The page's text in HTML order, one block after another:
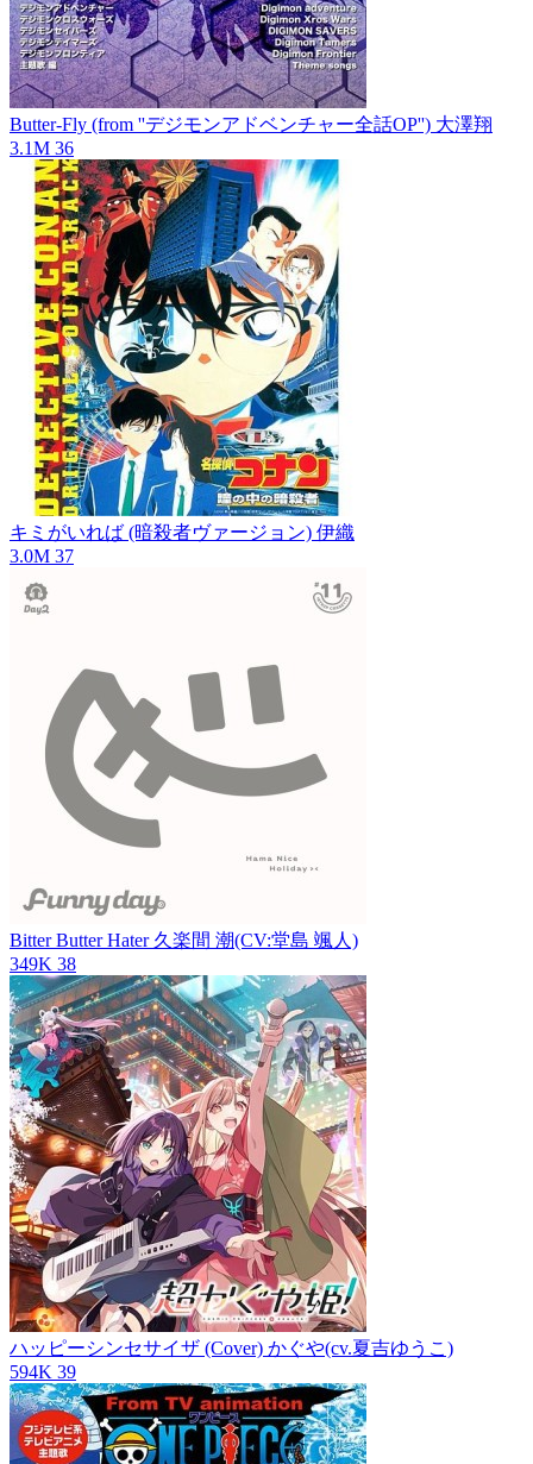
Butter-Fly (from ''デジモンアドベンチャー全話OP'') 大澤翔
3.1M 36
キミがいれば (暗殺者ヴァージョン) 伊織
3.0M 37
Bitter Butter Hater 久楽間 潮(CV:堂島 颯人)
349K 38
ハッピーシンセサイザ (Cover) かぐや(cv.夏吉ゆうこ)
594K 39